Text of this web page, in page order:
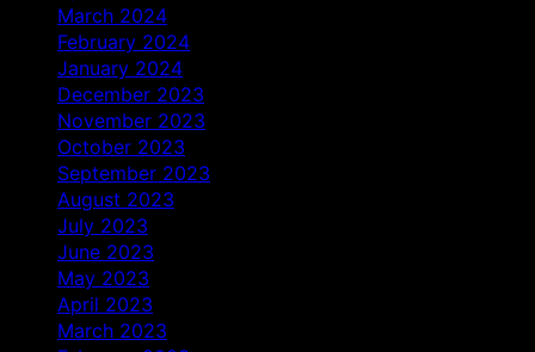
March 2024
February 2024
January 2024
December 2023
November 2023
October 2023
September 2023
August 2023
July 2023
June 2023
May 2023
April 2023
March 2023